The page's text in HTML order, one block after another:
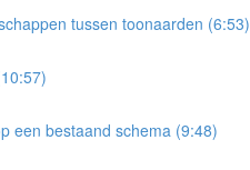
tussen toonaarden (6:53)
een bestaand schema (9:48)